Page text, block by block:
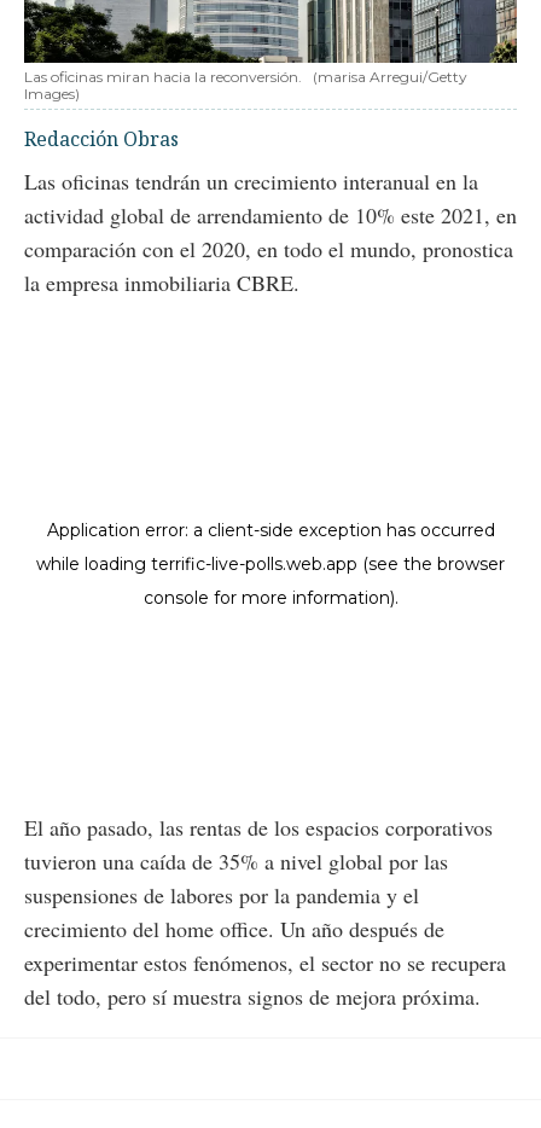
Las oficinas miran hacia la reconversión.
(marisa Arregui/Getty
Images)
Redacción Obras
Las oficinas tendrán un crecimiento interanual en la
actividad global de arrendamiento de 10% este 2021, en
comparación con el 2020, en todo el mundo, pronostica
la empresa inmobiliaria CBRE.
El año pasado, las rentas de los espacios corporativos
tuvieron una caída de 35% a nivel global por las
suspensiones de labores por la pandemia y el
crecimiento del home office. Un año después de
experimentar estos fenómenos, el sector no se recupera
del todo, pero sí muestra signos de mejora próxima.